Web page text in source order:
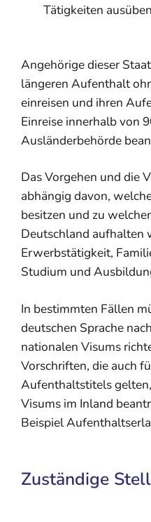
Tätigkeiten
Angehörige dieser
längeren Aufenthalt
einreisen und ihren
Einreise innerhalb von
Ausländerbehörde
Das Vorgehen und die
abhängig davon,
besitzen und zu
Deutschland aufhalten
Erwerbstätigkeit,
Studium und
In bestimmten Fällen
deutschen Sprache
nationalen Visums
Vorschriften, die auch
Aufenthaltstitels
Visums im Inland
Beispiel
Zuständige